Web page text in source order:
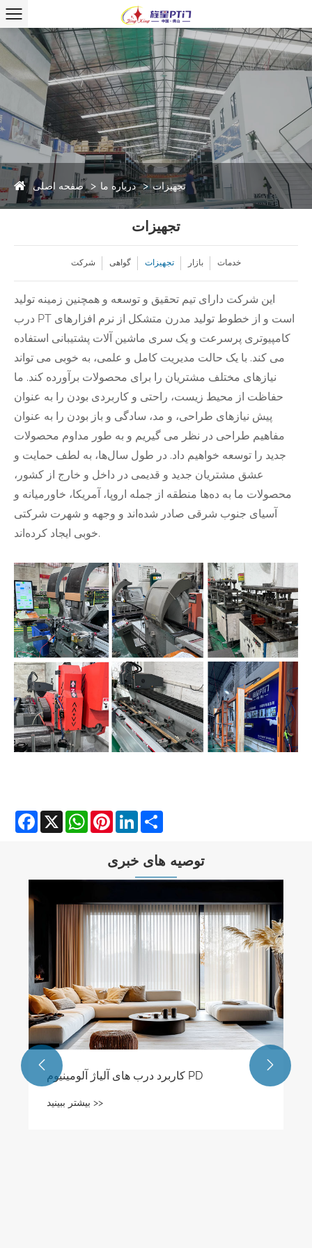
صفحه اصلی درباره ما تجهیزات
تجهیزات
شرکت گواهی تجهیزات بازار خدمات
این شرکت دارای تیم تحقیق و توسعه و همچنین زمینه تولید
درب PT است و از خطوط تولید مدرن متشکل از نرم افزارهای
کامپیوتری پرسرعت و یک سری ماشین آلات پشتیبانی استفاده
می کند. با یک حالت مدیریت کامل و علمی، به خوبی می تواند
نیازهای مختلف مشتریان را برای محصولات برآورده کند. ما
حفاظت از محیط زیست، راحتی و کاربردی بودن را به عنوان
پیش نیازهای طراحی، و مد، سادگی و باز بودن را به عنوان
مفاهیم طراحی در نظر می گیریم و به طور مداوم محصولات
جدید را توسعه خواهیم داد. در طول سال‌ها، به لطف حمایت و
عشق مشتریان جدید و قدیمی در داخل و خارج از کشور،
محصولات ما به ده‌ها منطقه از جمله اروپا، آمریکا، خاورمیانه و
آسیای جنوب شرقی صادر شده‌اند و وجهه و شهرت شرکتی
خوبی ایجاد کرده‌اند.
Facebook
X WhatsAppPinterestLinkedIn
توصیه های خبری
کاربرد درب های آلیاژ آلومینیوم PD
بیشتر ببینید >>
 